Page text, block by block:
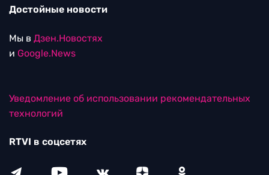
Достойные новости
Мы в Дзен.Новостях
и Google.News
Уведомление об использовании рекомендательных
технологий
RTVI в соцсетях